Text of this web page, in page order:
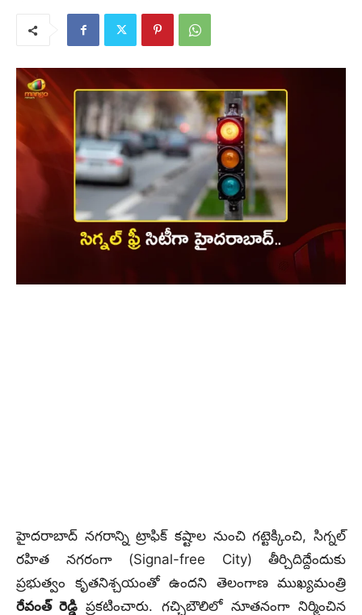
హైదరాబాద్ నగరాన్ని ట్రాఫిక్ కష్టాల నుంచి గట్టెక్కించి, సిగ్నల్
రహిత నగరంగా (Signal-free City) తీర్చిదిద్దేందుకు
ప్రభుత్వం కృతనిశ్చయంతో ఉందని తెలంగాణ ముఖ్యమంత్రి
రేవంత్ రెడ్డి ప్రకటించారు. గచ్చిబౌలిలో నూతనంగా నిర్మించిన